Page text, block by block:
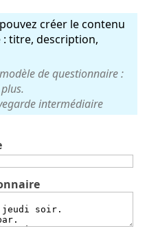
créer le contenu
titre, description,
de questionnaire :
intermédiaire